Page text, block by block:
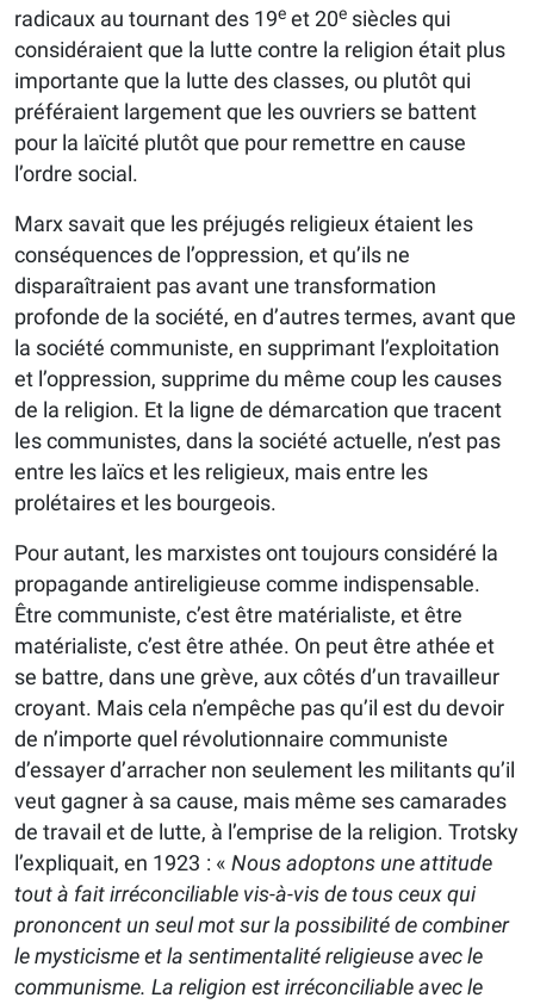
radicaux au tournant des 19e et 20e siècles qui
considéraient que la lutte contre la religion était plus
importante que la lutte des classes, ou plutôt qui
préféraient largement que les ouvriers se battent
pour la laïcité plutôt que pour remettre en cause
l’ordre social.
Marx savait que les préjugés religieux étaient les
conséquences de l’oppression, et qu’ils ne
disparaîtraient pas avant une transformation
profonde de la société, en d’autres termes, avant que
la société communiste, en supprimant l’exploitation
et l’oppression, supprime du même coup les causes
de la religion. Et la ligne de démarcation que tracent
les communistes, dans la société actuelle, n’est pas
entre les laïcs et les religieux, mais entre les
prolétaires et les bourgeois.
Pour autant, les marxistes ont toujours considéré la
propagande antireligieuse comme indispensable.
Être communiste, c’est être matérialiste, et être
matérialiste, c’est être athée. On peut être athée et
se battre, dans une grève, aux côtés d’un travailleur
croyant. Mais cela n’empêche pas qu’il est du devoir
de n’importe quel révolutionnaire communiste
d’essayer d’arracher non seulement les militants qu’il
veut gagner à sa cause, mais même ses camarades
de travail et de lutte, à l’emprise de la religion. Trotsky
l’expliquait, en 1923 : « Nous adoptons une attitude
tout à fait irréconciliable vis-à-vis de tous ceux qui
prononcent un seul mot sur la possibilité de combiner
le mysticisme et la sentimentalité religieuse avec le
communisme. La religion est irréconciliable avec le